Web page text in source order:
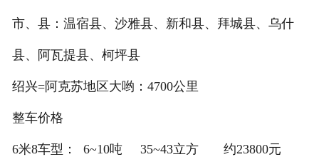
市、县：温宿县、沙雅县、新和县、拜城县、乌什
县、阿瓦提县、柯坪县
绍兴=阿克苏地区大哟：4700公里
整车价格
6米8车型： 6~10吨 35~43立方 约23800元